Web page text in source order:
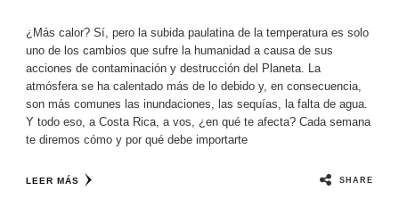
¿Más calor? Sí, pero la subida paulatina de la temperatura es solo
uno de los cambios que sufre la humanidad a causa de sus
acciones de contaminación y destrucción del Planeta. La
atmósfera se ha calentado más de lo debido y, en consecuencia,
son más comunes las inundaciones, las sequías, la falta de agua.
Y todo eso, a Costa Rica, a vos, ¿en qué te afecta? Cada semana
te diremos cómo y por qué debe importarte
LEER MÁS SHARE